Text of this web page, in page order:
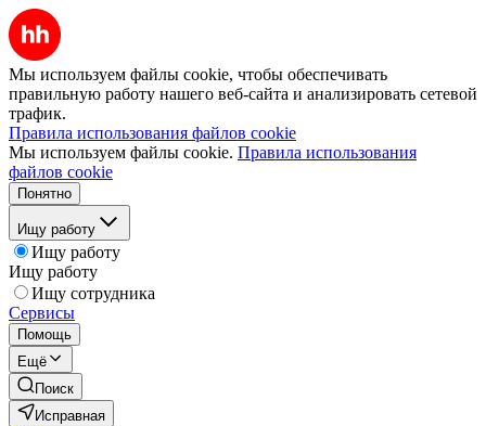
Мы используем файлы cookie, чтобы обеспечивать
правильную работу нашего веб-сайта и анализировать сетевой
трафик.
Правила использования файлов cookie
Мы используем файлы cookie. Правила использования
файлов cookie
Понятно
Ищу работу
Ищу работу
Ищу работу
Ищу сотрудника
Сервисы
Помощь
Ещё
Поиск
Исправная